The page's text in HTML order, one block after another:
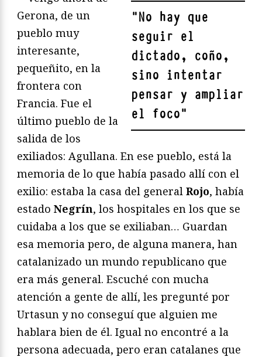
"No hay que
seguir el
dictado, coño,
sino intentar
pensar y ampliar
el foco"
Gerona, de un
pueblo muy
interesante,
pequeñito, en la
frontera con
Francia. Fue el
último pueblo de la
salida de los
exiliados: Agullana. En ese pueblo, está la
memoria de lo que había pasado allí con el
exilio: estaba la casa del general Rojo, había
estado Negrín, los hospitales en los que se
cuidaba a los que se exiliaban… Guardan
esa memoria pero, de alguna manera, han
catalanizado un mundo republicano que
era más general. Escuché con mucha
atención a gente de allí, les pregunté por
Urtasun y no conseguí que alguien me
hablara bien de él. Igual no encontré a la
persona adecuada, pero eran catalanes que